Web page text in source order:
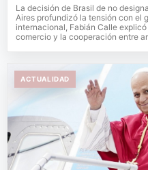
La decisión de Brasil de no
Aires profundizó la tensión con el
internacional, Fabián Calle
comercio y la cooperación entre
ACTUALIDAD